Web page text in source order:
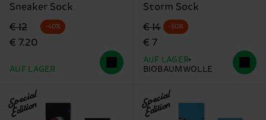
Sneaker Sock
Originalpreis
€ 12
Reduzierter Preis
€ 7.20
-40%
AUF LAGER
Storm Sock
Originalpreis
€ 14
Reduzierter Preis
€ 7
-50%
AUF LAGER
BIOBAUMWOLLE
Special
Edition Special
Edition